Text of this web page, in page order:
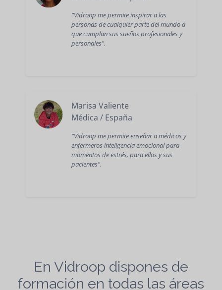
"Vidroop me permite inspirar a las
personas de cualquier parte del mundo a
que cumplan sus sueños profesionales y
personales".
Marisa Valiente
Médica / España
"Vidroop me permite enseñar a médicos y
enfermeros inteligencia emocional para
momentos de estrés, para ellos y sus
pacientes".
En Vidroop dispones de
formación en todas las áreas